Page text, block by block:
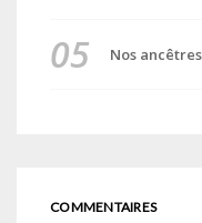
Nos
COMMENTAIRES